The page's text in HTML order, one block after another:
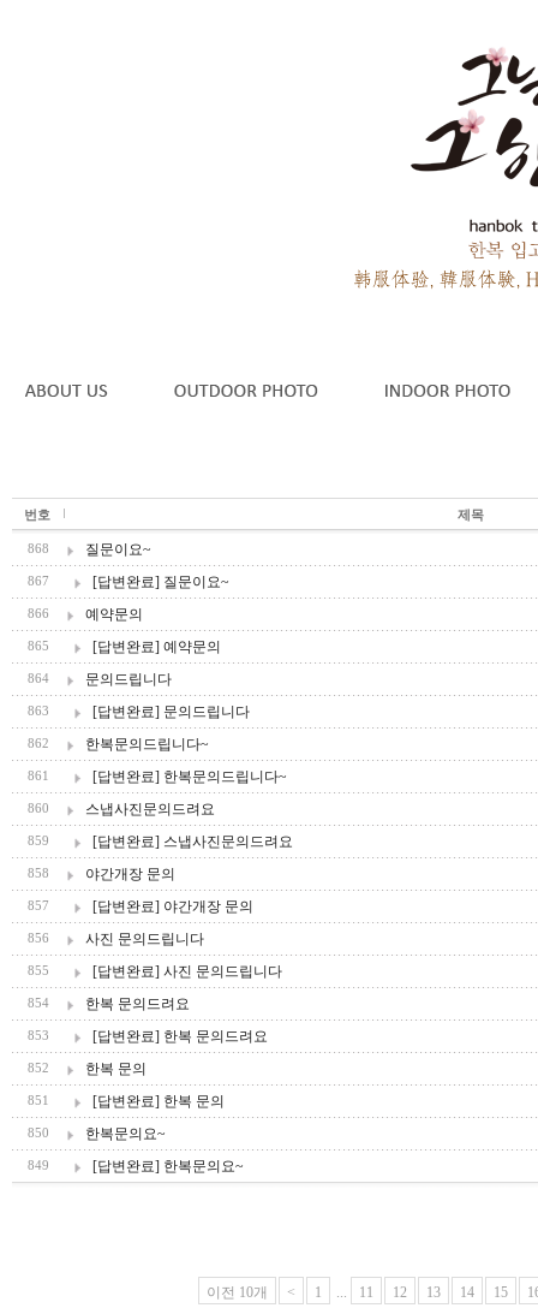
번호 제목
868 질문이요~
867 [답변완료] 질문이요~
866 예약문의
865 [답변완료] 예약문의
864 문의드립니다
863 [답변완료] 문의드립니다
862 한복문의드립니다~
861 [답변완료] 한복문의드립니다~
860 스냅사진문의드려요
859 [답변완료] 스냅사진문의드려요
858 야간개장 문의
857 [답변완료] 야간개장 문의
856 사진 문의드립니다
855 [답변완료] 사진 문의드립니다
854 한복 문의드려요
853 [답변완료] 한복 문의드려요
852 한복 문의
851 [답변완료] 한복 문의
850 한복문의요~
849 [답변완료] 한복문의요~
이전 10개 < 1 ... 11 12 13 14 15